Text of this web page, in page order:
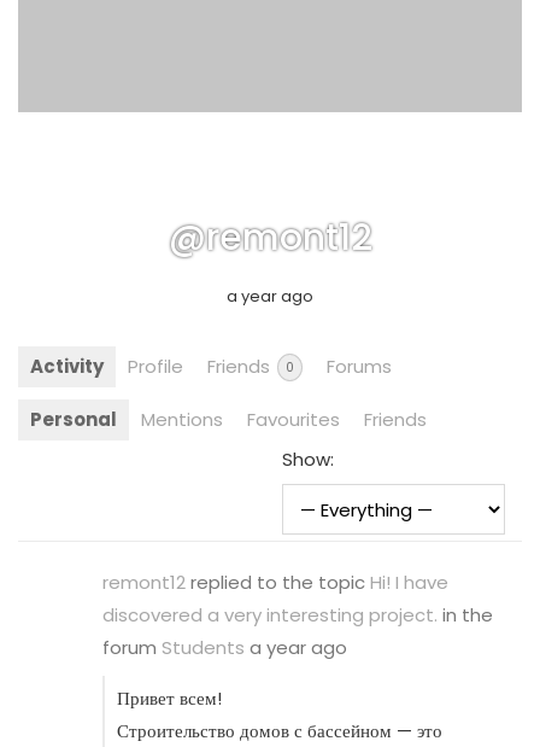
@remont12
a year ago
Activity Profile Friends 0 Forums
Personal Mentions Favourites
Friends
Show:
remont12replied to the topicHi! I have
discovered a very interesting project. in the
forum Students a year ago
Привет всем!
Строительство домов с бассейном — это